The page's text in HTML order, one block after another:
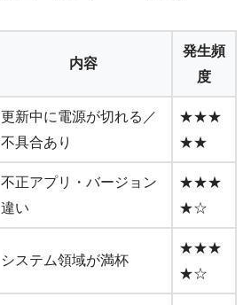
内容
発生頻
度
更新中に電源が切れる／
不具合あり
★★★
★★
不正アプリ・バージョン
違い
★★★
★☆
システム領域が満杯
★★★
★☆